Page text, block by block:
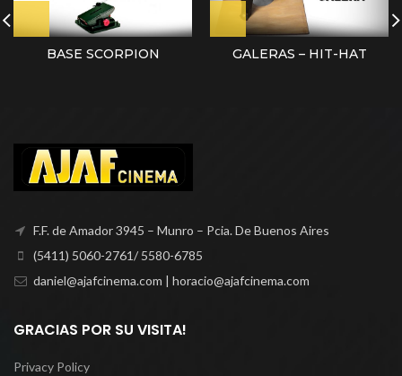
BASE SCORPION GALERAS – HIT-HAT
F.F. de Amador 3945 – Munro – Pcia. De Buenos Aires
(5411) 5060-2761/ 5580-6785
daniel@ajafcinema.com | horacio@ajafcinema.com
GRACIAS POR SU VISITA!
Privacy Policy